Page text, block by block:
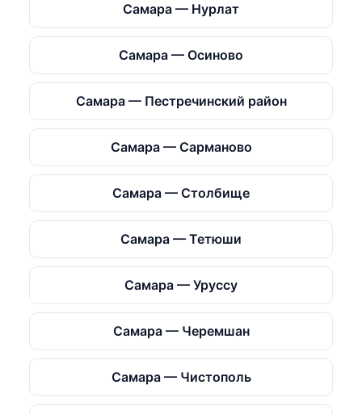
Самара — Нурлат
Самара — Осиново
Самара — Пестречинский район
Самара — Сарманово
Самара — Столбище
Самара — Тетюши
Самара — Уруссу
Самара — Черемшан
Самара — Чистополь